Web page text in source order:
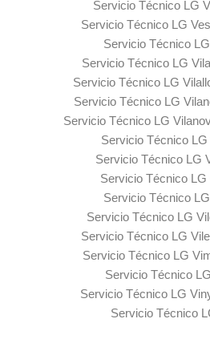
Servicio Técnico LG
Servicio Técnico LG
Servicio Técnico
Servicio Técnico LG
Servicio Técnico LG
Servicio Técnico LG
Servicio Técnico LG
Servicio Técnico LG
Servicio Técnico LG
Servicio Técnico
Servicio Técnico
Servicio Técnico LG
Servicio Técnico LG
Servicio Técnico LG
Servicio Técnico
Servicio Técnico LG
Servicio Técnico